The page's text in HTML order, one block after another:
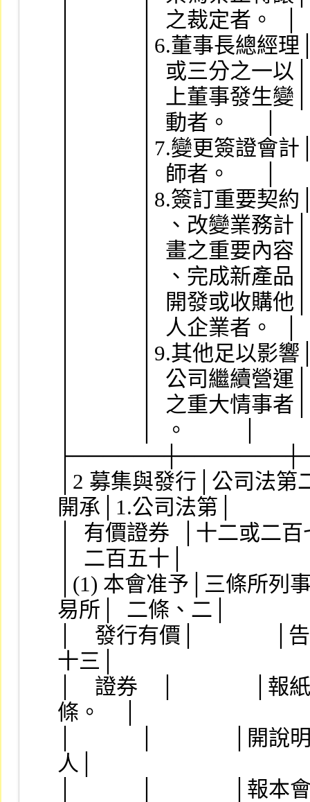
│            │  之裁定者。
│            │6.董事長總經
│            │  或三分之一以
│            │  上董事發生變
│            │  動者。      │
│            │7.變更簽證會
│            │  師者。      │
│            │8.簽訂重要契
│            │  、改變業務計
│            │  畫之重要內容
│            │  、完成新產品
│            │  開發或收購他
│            │  人企業者。
│            │9.其他足以影
│            │  公司繼續營運
│            │  之重大情事者
│            │  。          │
│2 募集與發行│公司法
開承│1.公司法第│
│  有價證券  │十二或二
│  二百五十│
│(1) 本會准予│三條所列
易所│  二條、二│
│    發行有價│              │
十三│
│    證券    │              │報
條。    │
│            │              │開說
人│
│            │              │報本